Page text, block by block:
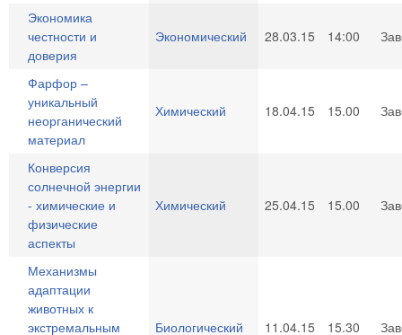
Экономика
честности и
доверия
Экономический 28.03.15 14:00
Фарфор –
уникальный
неорганический
материал
Химический 18.04.15 15.00
Конверсия
солнечной энергии
- химические и
физические
аспекты
Химический 25.04.15 15.00
Механизмы
адаптации
животных к
экстремальным
Биологический 11.04.15 15.30